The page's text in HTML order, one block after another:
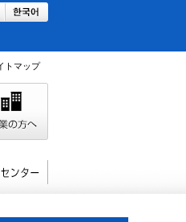
トマップ